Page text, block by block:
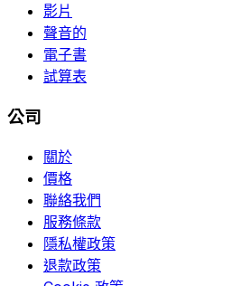
影片
聲音的
電子書
試算表
公司
關於
價格
聯絡我們
服務條款
隱私權政策
退款政策